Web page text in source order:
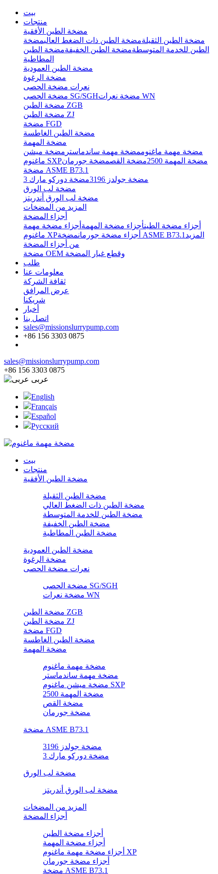
بيت
منتجات
مضخة الطين الأفقية
مضخة الطين الثقيلةمضخة الطين ذات الضغط العاليمضخة
الطين للخدمة المتوسطةمضخة الطين الخفيفةمضخة الطين
المطاطية
مضخة الطين العمودية
مضخة الرغوة
نعرات مضخة الحصى
مضخة الحصى SG/SGH
مضخة نعرات WN
مضخة الطين ZGB
مضخة الطين ZJ
مضخة FGD
مضخة الطين الغاطسة
مضخة المهمة
مضخة مهمة ماغنوممضخة مهمة ساندماستر مضخة ميشن
ماغنوم SXP
مضخة المهمة 2500 مضخة القصمضخة جورمان
مضخة ASME B73.1
مضخة جولدز 3196
مضخة دوركو مارك 3
مضخة لب الورق
مضخة لب الورق أندريتز
المزيد من المضخات
أجزاء المضخة
أجزاء مضخة الطينأجزاء مضخة المهمة أجزاء مضخة مهمة
ماغنوم XP
أجزاء مضخة جورمان مضخة ASME B73.1 المزيد
من أجزاء المضخة
مضخة OEM وقطع غيار المضخة
طلب
معلومات عنا
ثقافة الشركة
عرض المرافق
شريكنا
أخبار
اتصل بنا
sales@missionslurrypump.com
+86 156 3303 0875
sales@missionslurrypump.com
+86 156 3303 0875
عربى
English
Français
Español
Pусский
بيت
منتجات
مضخة الطين الأفقية
مضخة الطين الثقيلة
مضخة الطين ذات الضغط العالي
مضخة الطين للخدمة المتوسطة
مضخة الطين الخفيفة
مضخة الطين المطاطية
مضخة الطين العمودية
مضخة الرغوة
نعرات مضخة الحصى
مضخة الحصى SG/SGH
مضخة نعرات WN
مضخة الطين ZGB
مضخة الطين ZJ
مضخة FGD
مضخة الطين الغاطسة
مضخة المهمة
مضخة مهمة ماغنوم
مضخة مهمة ساندماستر
مضخة ميشن ماغنوم SXP
مضخة المهمة 2500
مضخة القص
مضخة جورمان
مضخة ASME B73.1
مضخة جولدز 3196
مضخة دوركو مارك 3
مضخة لب الورق
مضخة لب الورق أندريتز
المزيد من المضخات
أجزاء المضخة
أجزاء مضخة الطين
أجزاء مضخة المهمة
أجزاء مضخة مهمة ماغنوم XP
أجزاء مضخة جورمان
مضخة ASME B73.1